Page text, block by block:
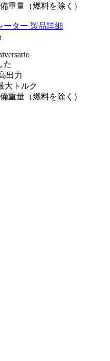
重量（燃料を除く）
ーター 製品詳細
た
出力
大トルク
重量（燃料を除く）